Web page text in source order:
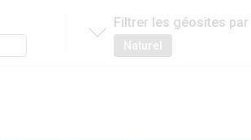
Filtrer les géosites par
Naturel